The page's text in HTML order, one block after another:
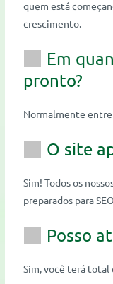
quem está
crescimento.
Em
pronto?
Normalmente
O site
Sim! Todos os
preparados para
Posso
Sim, você terá total